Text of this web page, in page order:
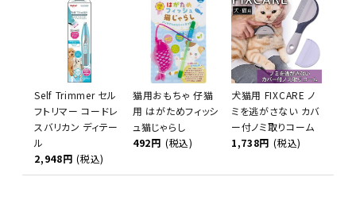
Self Trimmer セル
フトリマー コードレ
スバリカン ディテー
ル
2,948円 (税込)
猫用おもちゃ 仔猫
用 はがためフィッシ
ュ猫じゃらし
492円 (税込)
犬猫用 FIXCARE ノ
ミを逃がさない カバ
ー付ノミ取りコーム
1,738円 (税込)